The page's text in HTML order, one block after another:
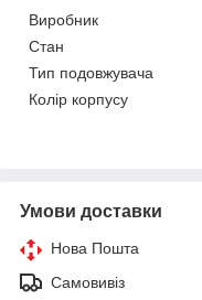
Виробник
Стан
Тип подовжувача
Колір корпусу
Умови доставки
Нова Пошта
Самовивіз